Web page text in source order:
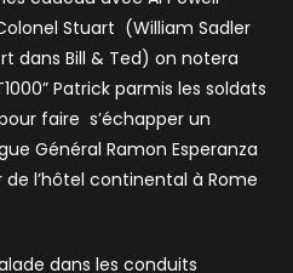
Stuart (William Sadler
dans Bill & Ted) on notera
Patrick parmis les soldats
faire s’échapper un
Général Ramon Esperanza
l’hôtel continental à Rome
dans les conduits